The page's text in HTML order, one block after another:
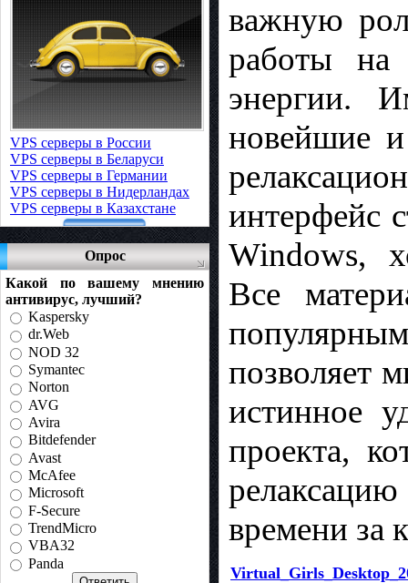
VPS серверы в России
VPS серверы в Беларуси
VPS серверы в Германии
VPS серверы в Нидерландах
VPS серверы в Казахстане
Опрос
Какой по вашему мнению
антивирус, лучший?
Kaspersky
dr.Web
NOD 32
Symantec
Norton
AVG
Avira
Bitdefender
Avast
McAfee
Microsoft
F-Secure
TrendMicro
VBA32
Panda
важную
работы на
энергии.
новейшие
интерфейс
Windows,
Все
позволяет
истинное
проекта,
времени за